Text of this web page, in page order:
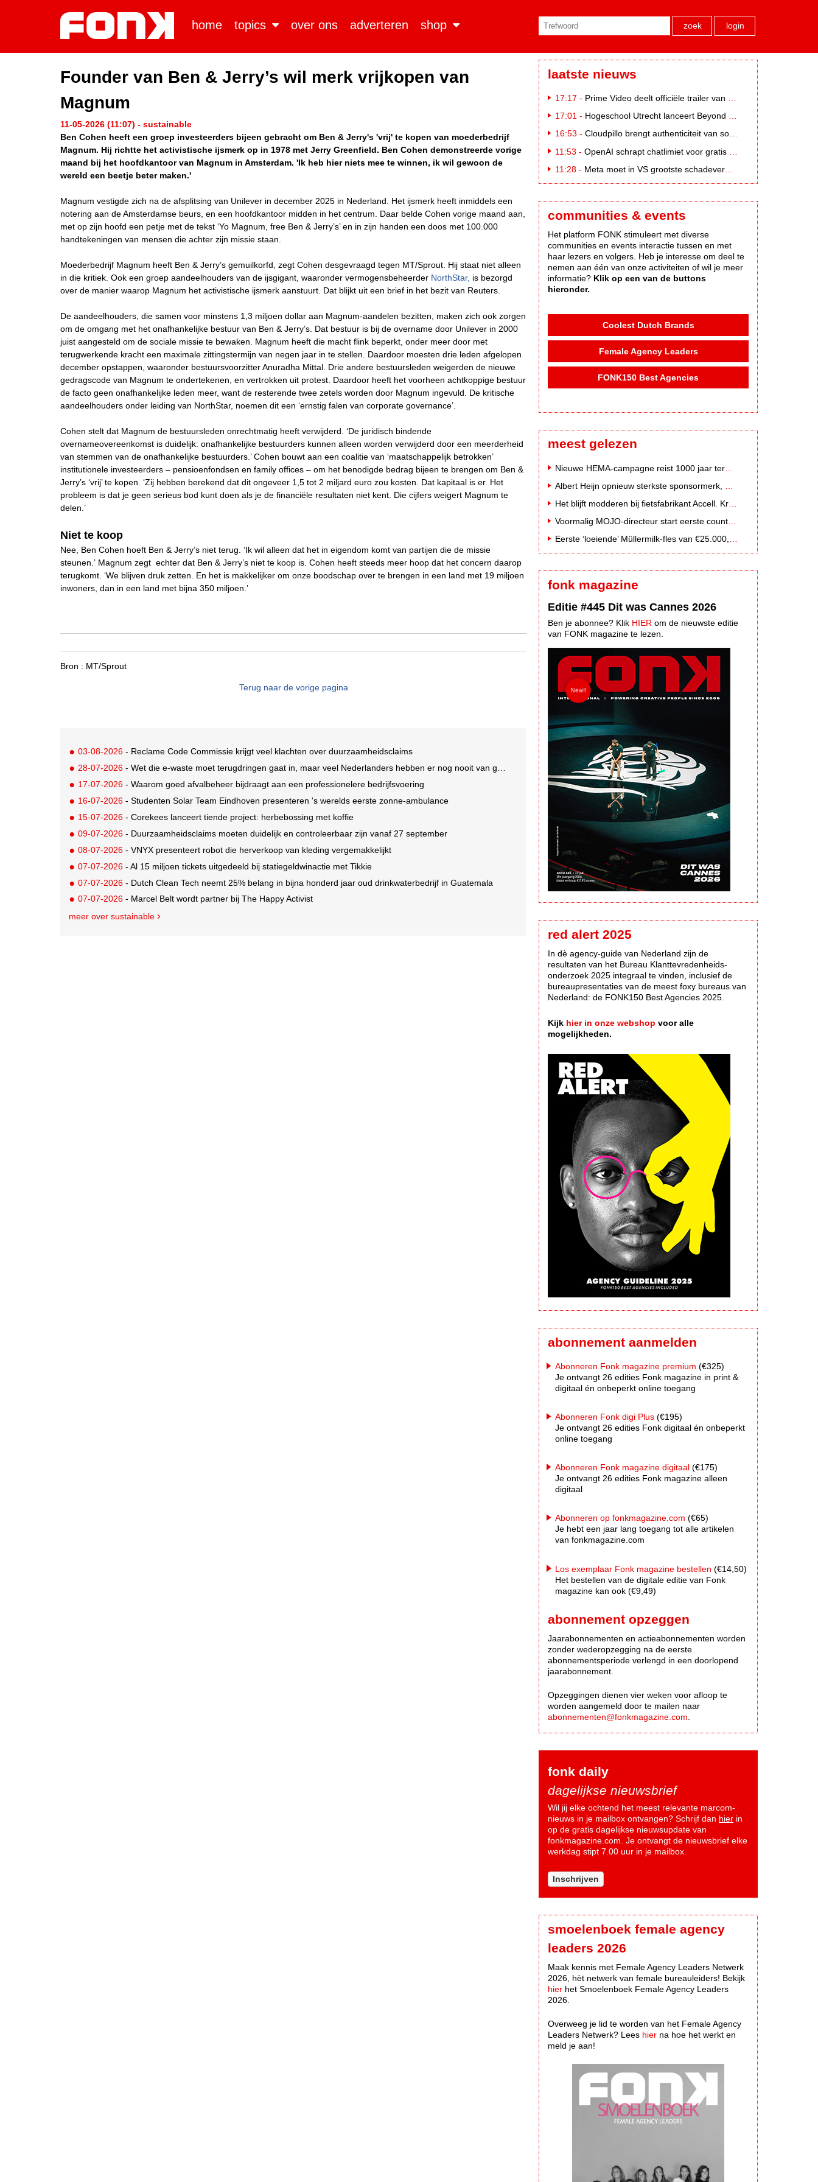
home topics over ons adverteren shop zoek login
Founder van Ben & Jerry’s wil merk vrijkopen van
Magnum
11-05-2026 (11:07) - sustainable
Ben Cohen heeft een groep investeerders bijeen gebracht om Ben & Jerry's 'vrij' te kopen van moederbedrijf
Magnum. Hij richtte het activistische ijsmerk op in 1978 met Jerry Greenfield. Ben Cohen demonstreerde vorige
maand bij het hoofdkantoor van Magnum in Amsterdam. 'Ik heb hier niets mee te winnen, ik wil gewoon de
wereld een beetje beter maken.'
Magnum vestigde zich na de afsplitsing van Unilever in december 2025 in Nederland. Het ijsmerk heeft inmiddels een
notering aan de Amsterdamse beurs, en een hoofdkantoor midden in het centrum. Daar belde Cohen vorige maand aan,
met op zijn hoofd een petje met de tekst ‘Yo Magnum, free Ben & Jerry’s’ en in zijn handen een doos met 100.000
handtekeningen van mensen die achter zijn missie staan.
Moederbedrijf Magnum heeft Ben & Jerry’s gemuilkorfd, zegt Cohen desgevraagd tegen MT/Sprout. Hij staat niet alleen
in die kritiek. Ook een groep aandeelhouders van de ijsgigant, waaronder vermogensbeheerder NorthStar, is bezorgd
over de manier waarop Magnum het activistische ijsmerk aanstuurt. Dat blijkt uit een brief in het bezit van Reuters.
De aandeelhouders, die samen voor minstens 1,3 miljoen dollar aan Magnum-aandelen bezitten, maken zich ook zorgen
om de omgang met het onafhankelijke bestuur van Ben & Jerry’s. Dat bestuur is bij de overname door Unilever in 2000
juist aangesteld om de sociale missie te bewaken. Magnum heeft die macht flink beperkt, onder meer door met
terugwerkende kracht een maximale zittingstermijn van negen jaar in te stellen. Daardoor moesten drie leden afgelopen
december opstappen, waaronder bestuursvoorzitter Anuradha Mittal. Drie andere bestuursleden weigerden de nieuwe
gedragscode van Magnum te ondertekenen, en vertrokken uit protest. Daardoor heeft het voorheen achtkoppige bestuur
de facto geen onafhankelijke leden meer, want de resterende twee zetels worden door Magnum ingevuld. De kritische
aandeelhouders onder leiding van NorthStar, noemen dit een ‘ernstig falen van corporate governance’.
Cohen stelt dat Magnum de bestuursleden onrechtmatig heeft verwijderd. ‘De juridisch bindende
overnameovereenkomst is duidelijk: onafhankelijke bestuurders kunnen alleen worden verwijderd door een meerderheid
van stemmen van de onafhankelijke bestuurders.’ Cohen bouwt aan een coalitie van ‘maatschappelijk betrokken’
institutionele investeerders – pensioenfondsen en family offices – om het benodigde bedrag bijeen te brengen om Ben &
Jerry’s ‘vrij’ te kopen. ‘Zij hebben berekend dat dit ongeveer 1,5 tot 2 miljard euro zou kosten. Dat kapitaal is er. Het
probleem is dat je geen serieus bod kunt doen als je de financiële resultaten niet kent. Die cijfers weigert Magnum te
delen.’
Niet te koop
Nee, Ben Cohen hoeft Ben & Jerry’s niet terug. ‘Ik wil alleen dat het in eigendom komt van partijen die de missie
steunen.’ Magnum zegt echter dat Ben & Jerry’s niet te koop is. Cohen heeft steeds meer hoop dat het concern daarop
terugkomt. ‘We blijven druk zetten. En het is makkelijker om onze boodschap over te brengen in een land met 19 miljoen
inwoners, dan in een land met bijna 350 miljoen.’
Bron : MT/Sprout
Terug naar de vorige pagina
03-08-2026 - Reclame Code Commissie krijgt veel klachten over duurzaamheidsclaims
28-07-2026 - Wet die e-waste moet terugdringen gaat in, maar veel Nederlanders hebben er nog nooit van gehoord
17-07-2026 - Waarom goed afvalbeheer bijdraagt aan een professionelere bedrijfsvoering
16-07-2026 - Studenten Solar Team Eindhoven presenteren 's werelds eerste zonne-ambulance
15-07-2026 - Corekees lanceert tiende project: herbebossing met koffie
09-07-2026 - Duurzaamheidsclaims moeten duidelijk en controleerbaar zijn vanaf 27 september
08-07-2026 - VNYX presenteert robot die herverkoop van kleding vergemakkelijkt
07-07-2026 - Al 15 miljoen tickets uitgedeeld bij statiegeldwinactie met Tikkie
07-07-2026 - Dutch Clean Tech neemt 25% belang in bijna honderd jaar oud drinkwaterbedrijf in Guatemala
07-07-2026 - Marcel Belt wordt partner bij The Happy Activist
meer over sustainable
laatste nieuws
17:17 - Prime Video deelt officiële trailer van L*VE KLEINE
17:01 - Hogeschool Utrecht lanceert Beyond Campus binnen International Creative Business
16:53 - Cloudpillo brengt authenticiteit van social naar tv
11:53 - OpenAI schrapt chatlimiet voor gratis ChatGPT-gebruikers
11:28 - Meta moet in VS grootste schadevergoeding ooit betalen: 567 miljoen dollar
communities & events
Het platform FONK stimuleert met diverse
communities en events interactie tussen en met
haar lezers en volgers. Heb je interesse om deel te
nemen aan één van onze activiteiten of wil je meer
informatie? Klik op een van de buttons
hieronder.
Coolest Dutch Brands
Female Agency Leaders
FONK150 Best Agencies
meest gelezen
Eerste ‘loeiende’ Müllermilk-fles van €25.000,- gevonden
fonk magazine
Editie #445 Dit was Cannes 2026
Ben je abonnee? Klik HIER om de nieuwste editie
van FONK magazine te lezen.
red alert 2025
In dè agency-guide van Nederland zijn de
resultaten van het Bureau Klanttevredenheids-
onderzoek 2025 integraal te vinden, inclusief de
bureaupresentaties van de meest foxy bureaus van
Nederland: de FONK150 Best Agencies 2025.
Kijk hier in onze webshop voor alle
mogelijkheden.
abonnement aanmelden
Abonneren Fonk magazine premium (€325)
Je ontvangt 26 edities Fonk magazine in print &
digitaal én onbeperkt online toegang
Abonneren Fonk digi Plus (€195)
Je ontvangt 26 edities Fonk digitaal én onbeperkt
online toegang
Abonneren Fonk magazine digitaal (€175)
Je ontvangt 26 edities Fonk magazine alleen
digitaal
Abonneren op fonkmagazine.com (€65)
Je hebt een jaar lang toegang tot alle artikelen
van fonkmagazine.com
Los exemplaar Fonk magazine bestellen (€14,50)
Het bestellen van de digitale editie van Fonk
magazine kan ook (€9,49)
abonnement opzeggen
Jaarabonnementen en actieabonnementen worden
zonder wederopzegging na de eerste
abonnementsperiode verlengd in een doorlopend
jaarabonnement.
Opzeggingen dienen vier weken voor afloop te
worden aangemeld door te mailen naar
abonnementen@fonkmagazine.com
fonk daily
dagelijkse nieuwsbrief
Wil jij elke ochtend het meest relevante marcom-
nieuws in je mailbox ontvangen? Schrijf dan hier in
op de gratis dagelijkse nieuwsupdate van
fonkmagazine.com. Je ontvangt de nieuwsbrief elke
werkdag stipt 7.00 uur in je mailbox.
Inschrijven
smoelenboek female agency
leaders 2026
Maak kennis met Female Agency Leaders Netwerk
2026, hèt netwerk van female bureauleiders! Bekijk
hier het Smoelenboek Female Agency Leaders
2026.
Overweeg je lid te worden van het Female Agency
Leaders Netwerk? Lees hier na hoe het werkt en
meld je aan!